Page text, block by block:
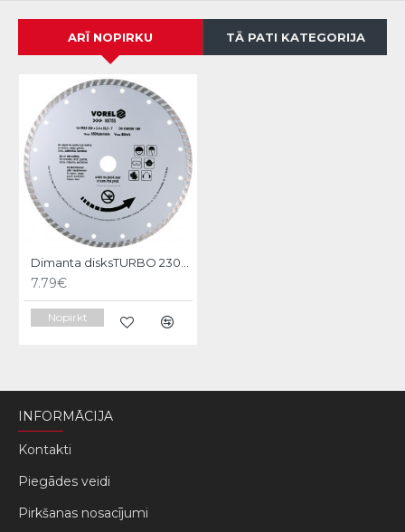
ARĪ NOPIRKU TĀ PATI KATEGORIJA
Dimanta disksTURBO 230mm Vorel
7.79€
Nopirkt
INFORMĀCIJA
Kontakti
Piegādes veidi
Pirkšanas nosacījumi